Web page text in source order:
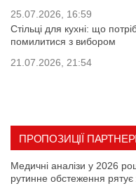
25.07.2026, 16:59
Стільці для кухні: що
помилитися з вибором
21.07.2026, 21:54
ПРОПОЗИЦІЇ
Медичні аналізи у 2026
рутинне обстеження рятує